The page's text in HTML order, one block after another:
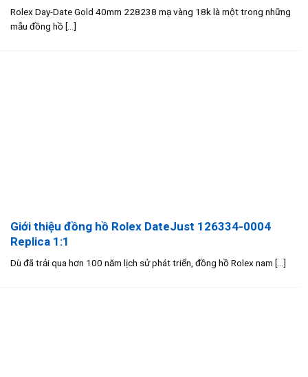
Rolex Day-Date Gold 40mm 228238 mạ vàng 18k là một trong những
mẫu đồng hồ [...]
Giới thiệu đồng hồ Rolex DateJust 126334-0004
Replica 1:1
Dù đã trải qua hơn 100 năm lịch sử phát triển, đồng hồ Rolex nam [...]